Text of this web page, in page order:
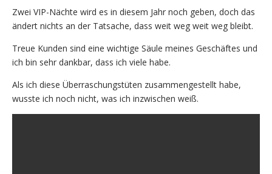
Zwei VIP-Nächte wird es in diesem Jahr noch geben, doch das
ändert nichts an der Tatsache, dass weit weg weit weg bleibt.
Treue Kunden sind eine wichtige Säule meines Geschäftes und
ich bin sehr dankbar, dass ich viele habe.
Als ich diese Überraschungstüten zusammengestellt habe,
wusste ich noch nicht, was ich inzwischen weiß.